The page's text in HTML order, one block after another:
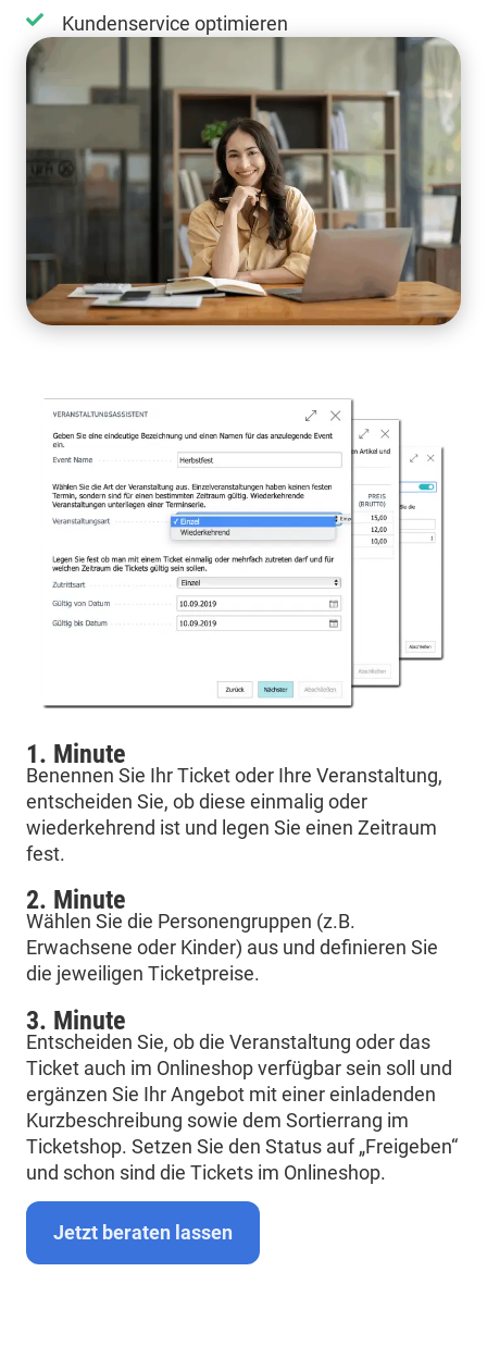
Kundenservice optimieren
1. Minute
Benennen Sie Ihr Ticket oder Ihre Veranstaltung,
entscheiden Sie, ob diese einmalig oder
wiederkehrend ist und legen Sie einen Zeitraum
fest.
2. Minute
Wählen Sie die Personengruppen (z.B.
Erwachsene oder Kinder) aus und definieren Sie
die jeweiligen Ticketpreise.
3. Minute
Entscheiden Sie, ob die Veranstaltung oder das
Ticket auch im Onlineshop verfügbar sein soll und
ergänzen Sie Ihr Angebot mit einer einladenden
Kurzbeschreibung sowie dem Sortierrang im
Ticketshop. Setzen Sie den Status auf „Freigeben“
und schon sind die Tickets im Onlineshop.
Jetzt beraten lassen